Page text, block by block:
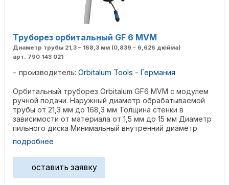
Труборез орбитальный GF 6 MVM
Диаметр трубы 21,3 – 168,3 мм (0,839 - 6,626 дюйма)
арт. 790 143 021
производитель: Orbitalum Tools - Германия
Орбитальный труборез Orbitalum GF6 MVM с модулем
ручной подачи. Наружный диаметр обрабатываемой
трубы от 21,3 мм до 168,3 мм Толщина стенки в
зависимости от материала от 1,5 мм до 15 мм Диаметр
пильного диска Минимальный внутренний диаметр
трубы 63 ...
подробнее
оставить заявку